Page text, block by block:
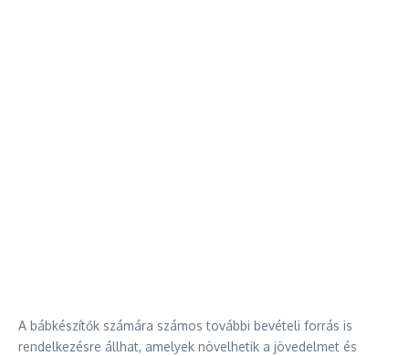
A bábkészítők számára számos további bevételi forrás is
rendelkezésre állhat, amelyek növelhetik a jövedelmet és